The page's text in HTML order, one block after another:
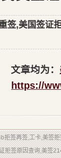
签,美国签证
文章均为：
https://
拒签再签,工卡,美签
拒签原因查询,美签